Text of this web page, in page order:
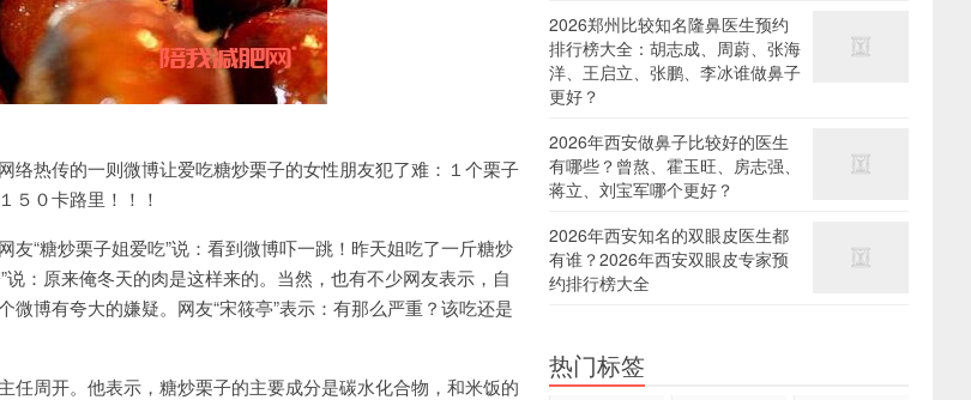
热传的一则微博让爱吃糖炒栗子的女性朋友犯了难：１个栗子
５０卡路里！！！
“糖炒栗子姐爱吃”说：看到微博吓一跳！昨天姐吃了一斤糖炒
：原来俺冬天的肉是这样来的。当然，也有不少网友表示，自
博有夸大的嫌疑。网友“宋筱亭”表示：有那么严重？该吃还是
周开。他表示，糖炒栗子的主要成分是碳水化合物，和米饭的
2026郑州比较知名隆鼻医生预约
排行榜大全：胡志成、周蔚、张海
洋、王启立、张鹏、李冰谁做鼻子
更好？
2026年西安做鼻子比较好的医生
有哪些？曾熬、霍玉旺、房志强、
蒋立、刘宝军哪个更好？
2026年西安知名的双眼皮医生都
有谁？2026年西安双眼皮专家预
约排行榜大全
热门标签